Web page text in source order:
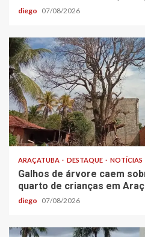
diego 07/08/2026
ARAÇATUBA DESTAQUE NOTÍCIAS
Galhos de árvore caem
quarto de crianças em
diego 07/08/2026